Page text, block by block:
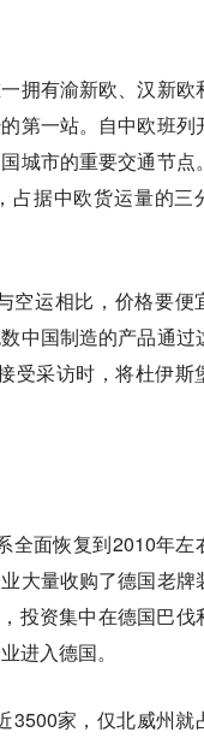
拥有渝新欧、汉新欧
第一站。自中欧班列
城市的重要交通节点
占据中欧货运量的三
空运相比，价格要便
中国制造的产品通过
受采访时，将杜伊斯
面恢复到2010年左
大量收购了德国老牌
投资集中在德国巴伐
进入德国。
3500家，仅北威州就